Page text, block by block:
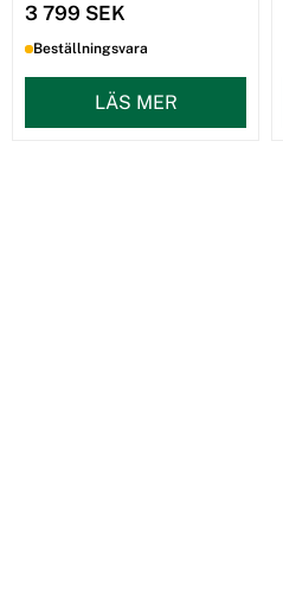
3 799 SEK
Beställningsvara
LÄS MER